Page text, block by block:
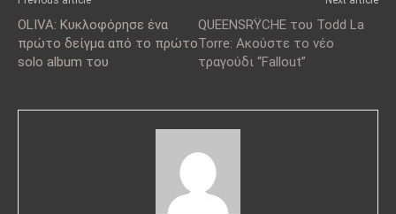
OLIVA: Κυκλοφόρησε ένα
πρώτο δείγμα από το πρώτο
solo album του
QUEENSRŸCHE του Todd La
Torre: Ακούστε το νέο
τραγούδι “Fallout”